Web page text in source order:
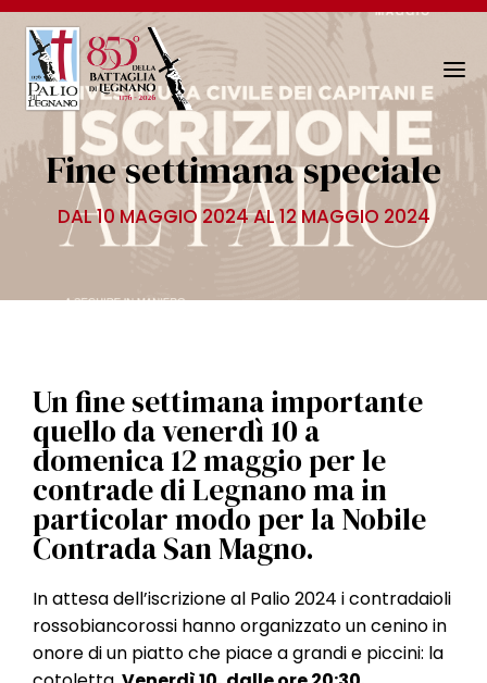
N
o
Fine settimana speciale
DAL 10 MAGGIO 2024 AL 12 MAGGIO 2024
Un fine settimana importante
quello da venerdì 10 a
domenica 12 maggio per le
contrade di Legnano ma in
particolar modo per la Nobile
Contrada San Magno.
In attesa dell’iscrizione al Palio 2024 i contradaioli
rossobiancorossi hanno organizzato un cenino in
onore di un piatto che piace a grandi e piccini: la